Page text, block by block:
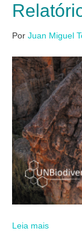
Por Juan Miguel
Leia mais